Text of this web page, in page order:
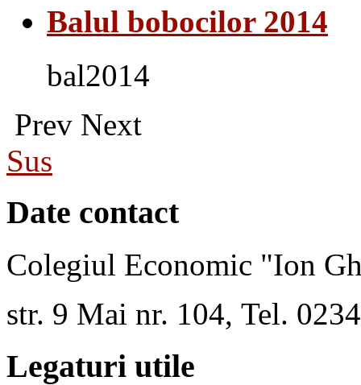
Balul bobocilor 2014
bal2014
Prev Next
Sus
Date contact
Colegiul Economic "Ion
str. 9 Mai nr. 104, Tel.
Legaturi utile